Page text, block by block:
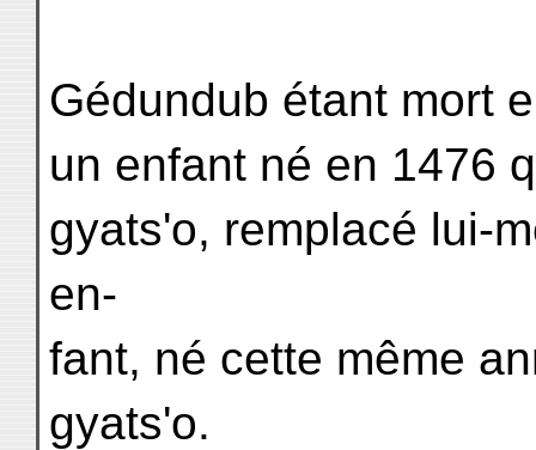
Gédundub étant mort
un enfant né en 1476
gyats'o, remplacé lui-
en-
fant, né cette même
gyats'o.